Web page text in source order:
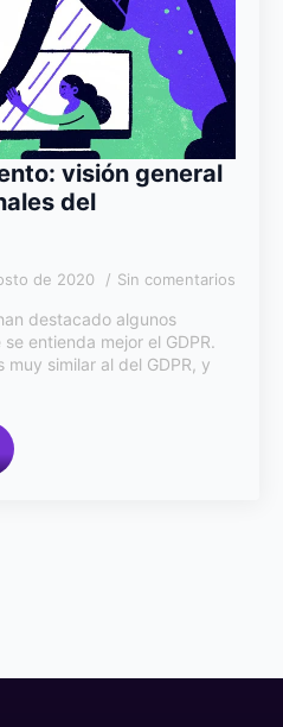
visión general
del
de 2020 Sin comentarios
destacado algunos
entienda mejor el GDPR.
similar al del GDPR, y